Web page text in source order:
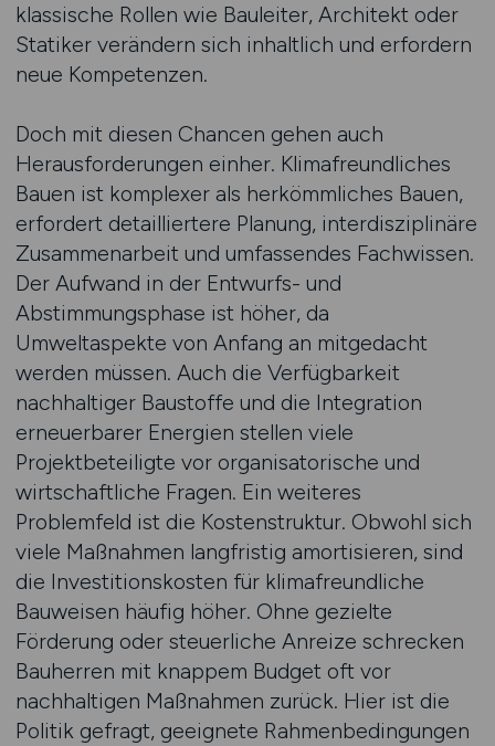
klassische Rollen wie Bauleiter, Architekt oder
Statiker verändern sich inhaltlich und erfordern
neue Kompetenzen.
Doch mit diesen Chancen gehen auch
Herausforderungen einher. Klimafreundliches
Bauen ist komplexer als herkömmliches Bauen,
erfordert detailliertere Planung, interdisziplinäre
Zusammenarbeit und umfassendes Fachwissen.
Der Aufwand in der Entwurfs- und
Abstimmungsphase ist höher, da
Umweltaspekte von Anfang an mitgedacht
werden müssen. Auch die Verfügbarkeit
nachhaltiger Baustoffe und die Integration
erneuerbarer Energien stellen viele
Projektbeteiligte vor organisatorische und
wirtschaftliche Fragen. Ein weiteres
Problemfeld ist die Kostenstruktur. Obwohl sich
viele Maßnahmen langfristig amortisieren, sind
die Investitionskosten für klimafreundliche
Bauweisen häufig höher. Ohne gezielte
Förderung oder steuerliche Anreize schrecken
Bauherren mit knappem Budget oft vor
nachhaltigen Maßnahmen zurück. Hier ist die
Politik gefragt, geeignete Rahmenbedingungen